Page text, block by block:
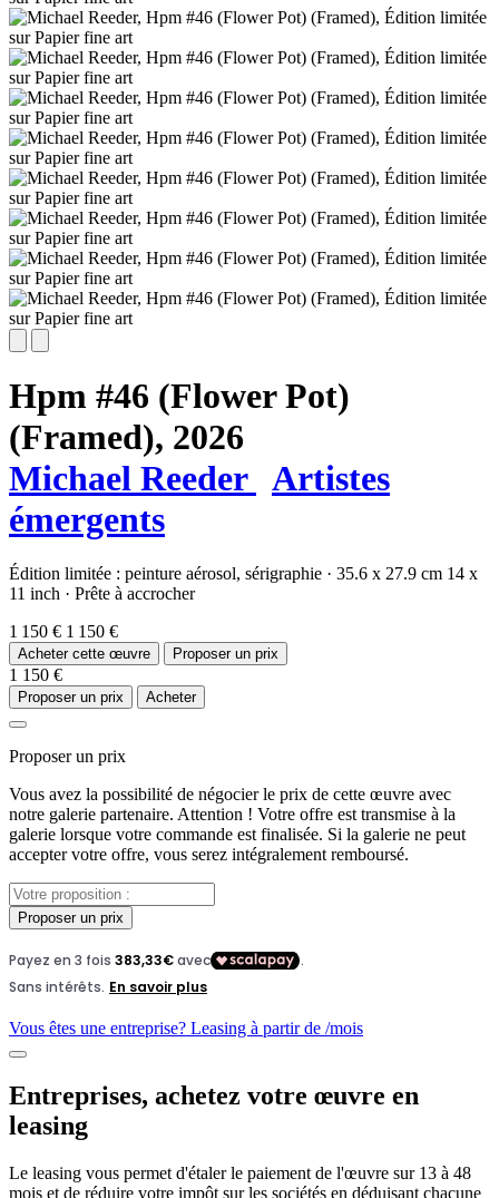
Hpm #46 (Flower Pot)
(Framed), 2026
Michael Reeder Artistes
émergents
Édition limitée : peinture aérosol, sérigraphie · 35.6 x 27.9 cm 14 x
11 inch · Prête à accrocher
1 150 € 1 150 €
Acheter cette œuvre Proposer un prix
1 150 €
Proposer un prix Acheter
Proposer un prix
Vous avez la possibilité de négocier le prix de cette œuvre avec
notre galerie partenaire. Attention ! Votre offre est transmise à la
galerie lorsque votre commande est finalisée. Si la galerie ne peut
accepter votre offre, vous serez intégralement remboursé.
Proposer un prix
Vous êtes une entreprise? Leasing à partir de /mois
Entreprises, achetez votre œuvre en
leasing
Le leasing vous permet d'étaler le paiement de l'œuvre sur 13 à 48
mois et de réduire votre impôt sur les sociétés en déduisant chacune